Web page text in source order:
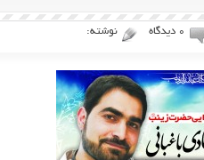
۰ دیدگاه نوشته: